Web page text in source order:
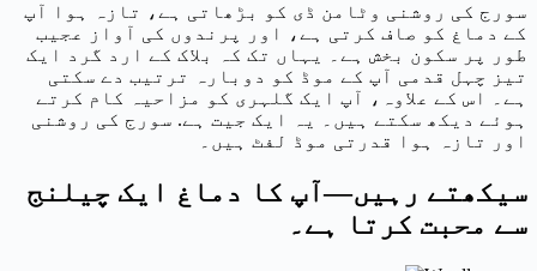
سورج کی روشنی وٹامن ڈی کو بڑھاتی ہے، تازہ ہوا آپ
کے دماغ کو صاف کرتی ہے، اور پرندوں کی آواز عجیب
طور پر سکون بخش ہے۔ یہاں تک کہ بلاک کے ارد گرد ایک
تیز چہل قدمی آپ کے موڈ کو دوبارہ ترتیب دے سکتی
ہے۔ اس کے علاوہ، آپ ایک گلہری کو مزاحیہ کام کرتے
ہوئے دیکھ سکتے ہیں۔ یہ ایک جیت ہے. سورج کی روشنی
اور تازہ ہوا قدرتی موڈ لفٹ ہیں۔
سے محبت کرتا ہے۔